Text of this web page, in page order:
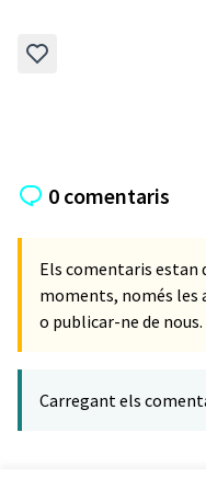
0 comentaris
Els comentaris estan
moments, només les
o publicar-ne de nous.
Carregant els